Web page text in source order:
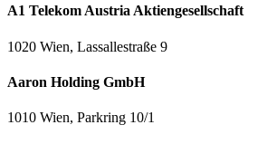
A1 Telekom Austria Aktiengesellschaft
1020 Wien, Lassallestraße 9
Aaron Holding GmbH
1010 Wien, Parkring 10/1